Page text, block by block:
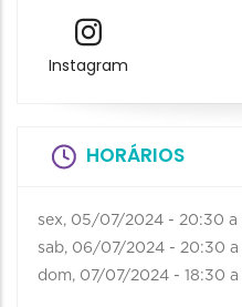
Instagram
HORÁRIOS
sex, 05/07/2024 - 20:30 a
sab, 06/07/2024 - 20:30 a
dom, 07/07/2024 - 18:30 a